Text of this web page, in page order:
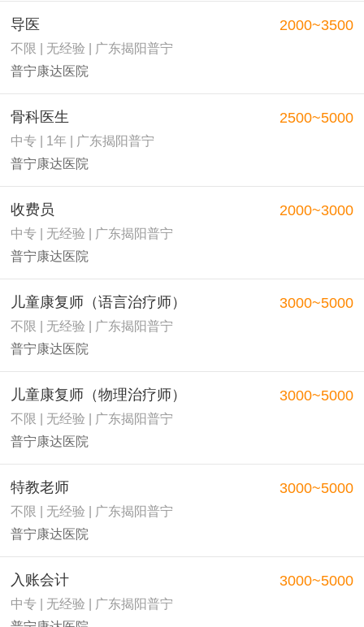
导医
不限 | 无经验 | 广东揭阳普宁
普宁康达医院
2000~3500
骨科医生
中专 | 1年 | 广东揭阳普宁
普宁康达医院
2500~5000
收费员
中专 | 无经验 | 广东揭阳普宁
普宁康达医院
2000~3000
儿童康复师（语言治疗师）
不限 | 无经验 | 广东揭阳普宁
普宁康达医院
3000~5000
儿童康复师（物理治疗师）
不限 | 无经验 | 广东揭阳普宁
普宁康达医院
3000~5000
特教老师
不限 | 无经验 | 广东揭阳普宁
普宁康达医院
3000~5000
入账会计
中专 | 无经验 | 广东揭阳普宁
3000~5000